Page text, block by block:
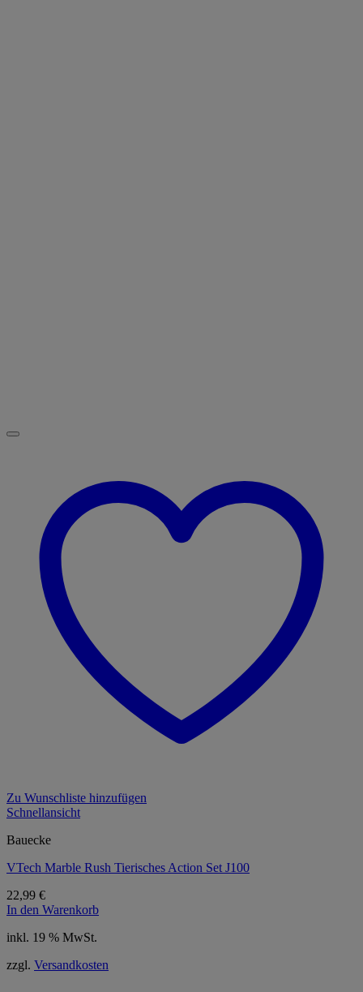
Zu Wunschliste hinzufügen
Schnellansicht
Bauecke
VTech Marble Rush Tierisches Action Set J100
22,99 €
In den Warenkorb
inkl. 19 % MwSt.
zzgl. Versandkosten